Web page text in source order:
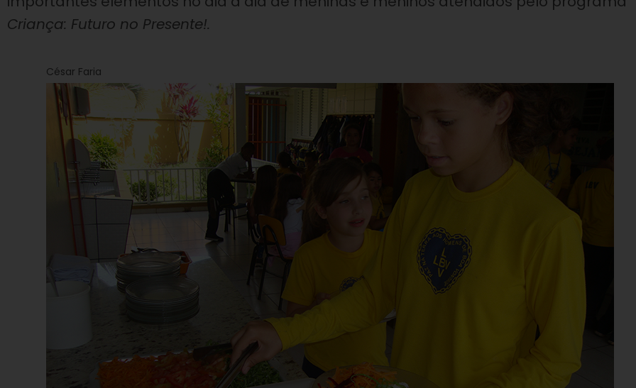
Criança: Futuro no Presente!.
César Faria